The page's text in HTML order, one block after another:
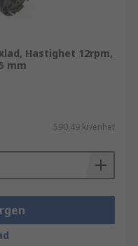
Hastighet 12rpm,
mm
590,49 kr/enhet